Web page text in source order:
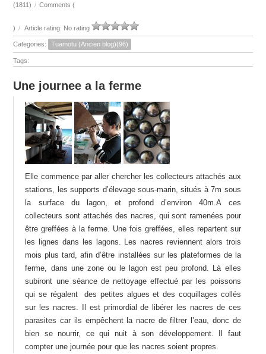
(1811) / Comments (
) / Article rating: No rating
Categories: Tuamotu (Ancien blog)(96)
Tags:
Une journee a la ferme
Elle commence par aller chercher les collecteurs attachés aux
stations, les supports d’élevage sous-marin, situés à 7m sous
la surface du lagon, et profond d’environ 40m.A ces
collecteurs sont attachés des nacres, qui sont ramenées pour
être greffées à la ferme. Une fois greffées, elles repartent sur
les lignes dans les lagons. Les nacres reviennent alors trois
mois plus tard, afin d’être installées sur les plateformes de la
ferme, dans une zone ou le lagon est peu profond. Là elles
subiront une séance de nettoyage effectué par les poissons
qui se régalent des petites algues et des coquillages collés
sur les nacres. Il est primordial de libérer les nacres de ces
parasites car ils empêchent la nacre de filtrer l’eau, donc de
bien se nourrir, ce qui nuit à son développement. Il faut
compter une journée pour que les nacres soient propres.